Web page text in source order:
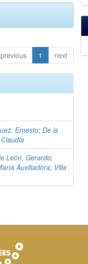
previous 1 next
Ernesto;De la
León, Gerardo;
Auxiliadora; Villa